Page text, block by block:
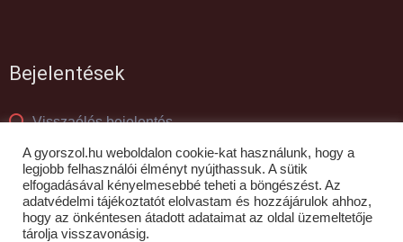
Bejelentések
Visszaélés bejelentés
Panaszkezelés
© GYŐR-SZOL Zrt - 2010- 2026
A gyorszol.hu weboldalon cookie-kat használunk, hogy a
legjobb felhasználói élményt nyújthassuk. A sütik
elfogadásával kényelmesebbé teheti a böngészést. Az
adatvédelmi tájékoztatót elolvastam és hozzájárulok ahhoz,
hogy az önkéntesen átadott adataimat az oldal üzemeltetője
tárolja visszavonásig.